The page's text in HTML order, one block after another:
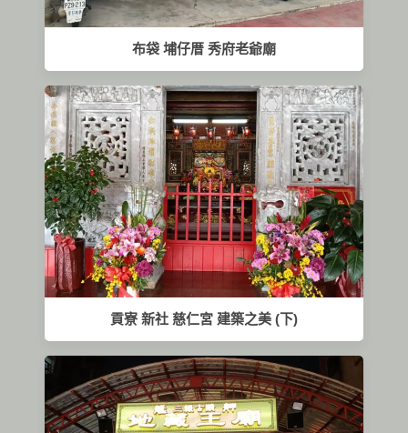
布袋 埔仔厝 秀府老爺廟
貢寮 新社 慈仁宮 建築之美 (下)